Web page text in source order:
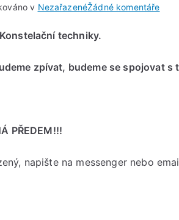
v NezařazenéŽádné komentářeu
5.
techniky.
zpívat, budeme se spojovat s
PŘEDEM!!!
napište na messenger nebo